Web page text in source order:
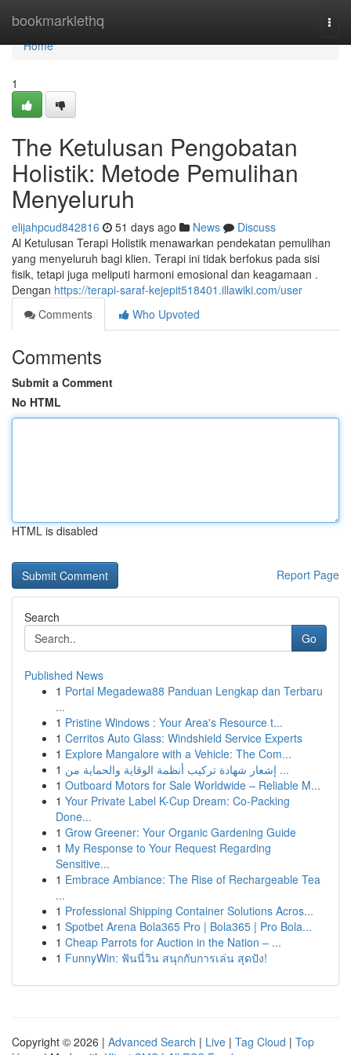
bookmarklethq
Home
Home
1
The Ketulusan Pengobatan
Holistik: Metode Pemulihan
Menyeluruh
elijahpcud842816 51 days ago News
Discuss
Al Ketulusan Terapi Holistik menawarkan pendekatan pemulihan
yang menyeluruh bagi klien. Terapi ini tidak berfokus pada sisi
fisik, tetapi juga meliputi harmoni emosional dan keagamaan .
Dengan https://terapi-saraf-kejepit518401.illawiki.com/user
Comments
Who Upvoted
Comments
Submit a Comment
No HTML
HTML is disabled
Report Page
Search
Go
Published News
1 Portal Megadewa88 Panduan Lengkap dan Terbaru
...
1 Pristine Windows : Your Area's Resource t...
1 Cerritos Auto Glass: Windshield Service Experts
1 Explore Mangalore with a Vehicle: The Com...
1
إشعار شهادة تركيب أنظمة الوقاية والحماية من ...
1 Outboard Motors for Sale Worldwide – Reliable M...
1 Your Private Label K-Cup Dream: Co-Packing
Done...
1 Grow Greener: Your Organic Gardening Guide
1 My Response to Your Request Regarding
Sensitive...
1 Embrace Ambiance: The Rise of Rechargeable Tea
...
1 Professional Shipping Container Solutions Acros...
1 Spotbet Arena Bola365 Pro | Bola365 | Pro Bola...
1 Cheap Parrots for Auction in the Nation – ...
1 FunnyWin: ฟันนี่วิน สนุกกับการเล่น สุดปัง!
Copyright © 2026 | Advanced Search | Live | Tag Cloud | Top